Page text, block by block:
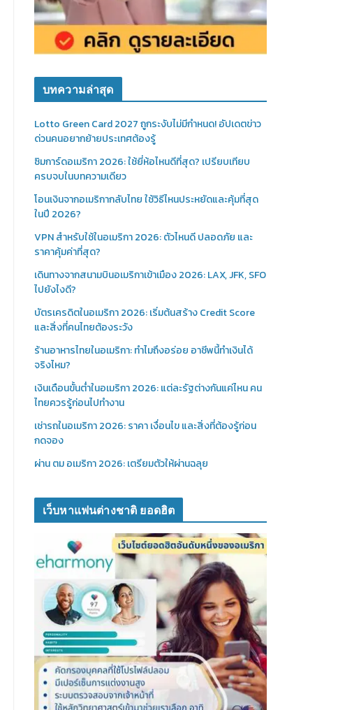
บทความล่าสุด
Lotto Green Card 2027 ถูกระงับไม่มีกำหนด! อัปเดตข่าว
ด่วนคนอยากย้ายประเทศต้องรู้
ซิมการ์ดอเมริกา 2026: ใช้ยี่ห้อไหนดีที่สุด? เปรียบเทียบ
ครบจบในบทความเดียว
โอนเงินจากอเมริกากลับไทย ใช้วิธีไหนประหยัดและคุ้มที่สุด
ในปี 2026?
VPN สำหรับใช้ในอเมริกา 2026: ตัวไหนดี ปลอดภัย และ
ราคาคุ้มค่าที่สุด?
เดินทางจากสนามบินอเมริกาเข้าเมือง 2026: LAX, JFK, SFO
ไปยังไงดี?
บัตรเครดิตในอเมริกา 2026: เริ่มต้นสร้าง Credit Score
และสิ่งที่คนไทยต้องระวัง
ร้านอาหารไทยในอเมริกา: ทำไมถึงอร่อย อาชีพนี้ทำเงินได้
จริงไหม?
เงินเดือนขั้นต่ำในอเมริกา 2026: แต่ละรัฐต่างกันแค่ไหน คน
ไทยควรรู้ก่อนไปทำงาน
เช่ารถในอเมริกา 2026: ราคา เงื่อนไข และสิ่งที่ต้องรู้ก่อน
กดจอง
ผ่าน ตม อเมริกา 2026: เตรียมตัวให้ผ่านฉลุย
เว็บหาแฟนต่างชาติ ยอดฮิต